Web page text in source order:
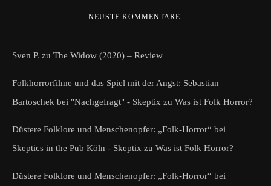
NEUSTE KOMMENTARE:
Sven P. zu The Widow (2020) – Review
Folkhorrorfilme und das Spiel mit der Angst: Sebastian
Bartoschek bei "Nachgefragt" - Skeptix zu Was ist Folk Horror?
Düstere Folklore und Menschenopfer: „Folk-Horror“ bei
Skeptics in the Pub Köln - Skeptix zu Was ist Folk Horror?
Düstere Folklore und Menschenopfer: „Folk-Horror“ bei